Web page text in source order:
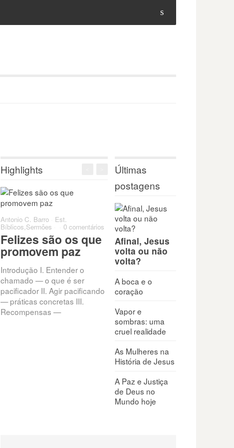
s
Highlights
Antonio C. Barro Est.
Bíblicos,Sermões 0 comentários
Felizes são os que
promovem paz
Introdução I. Entender o
chamado — o que é ser
pacificador II. Agir pacificando
— práticas concretas III.
Recompensas —
Últimas
postagens
Afinal, Jesus
volta ou não
volta?
A boca e o
coração
Vapor e
sombras: uma
cruel realidade
As Mulheres na
História de Jesus
A Paz e Justiça
de Deus no
Mundo hoje